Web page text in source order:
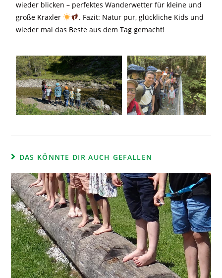
wieder blicken – perfektes Wanderwetter für kleine und
große Kraxler
. Fazit: Natur pur, glückliche Kids und
wieder mal das Beste aus dem Tag gemacht!
DAS KÖNNTE DIR AUCH GEFALLEN